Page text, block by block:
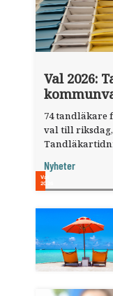
Val 2026:
74 tandläkare
val till
Nyheter